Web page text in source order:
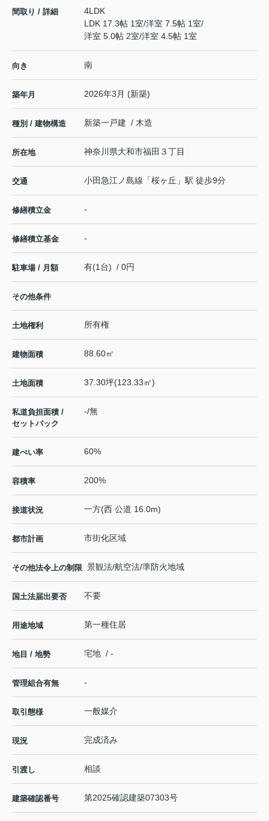
間取り / 詳細
4LDK
LDK 17.3帖 1室/洋室 7.5帖 1室/
洋室 5.0帖 2室/洋室 4.5帖 1室
向き 南
築年月 2026年3月 (新築)
種別 / 建物構造 新築一戸建 / 木造
所在地 神奈川県大和市福田 ３丁目
交通 小田急江ノ島線 「桜ヶ丘 」駅 徒歩9分
修繕積立金 -
修繕積立基金 -
駐車場 / 月額 有(1台) / 0円
その他条件
土地権利 所有権
建物面積 88.60㎡
土地面積 37.30坪(123.33㎡)
私道負担面積 /
セットバック
-/無
建ぺい率 60%
容積率 200%
接道状況 一方(西 公道 16.0m)
都市計画 市街化区域
その他法令上の制限 景観法/航空法/準防火地域
国土法届出要否 不要
用途地域 第一種住居
地目 / 地勢 宅地 / -
管理組合有無 -
取引態様 一般媒介
現況 完成済み
引渡し 相談
建築確認番号 第2025確認建築07303号